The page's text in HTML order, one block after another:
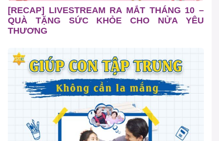
[RECAP] LIVESTREAM RA MẮT THÁNG 10 –
QUÀ TẶNG SỨC KHỎE CHO NỬA YÊU
THƯƠNG